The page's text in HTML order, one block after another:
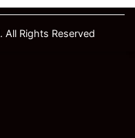
. All Rights Reserved